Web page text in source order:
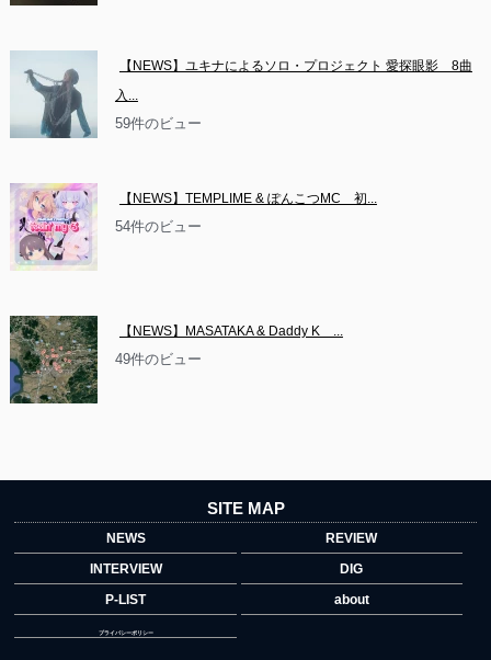
【NEWS】ユキナによるソロ・プロジェクト 愛探眼影　8曲
入...
59件のビュー
【NEWS】TEMPLIME & ぽんこつMC　初...
54件のビュー
【NEWS】MASATAKA & Daddy K　...
49件のビュー
SITE MAP
NEWS
REVIEW
INTERVIEW
DIG
P-LIST
about
プライバシーポリシー